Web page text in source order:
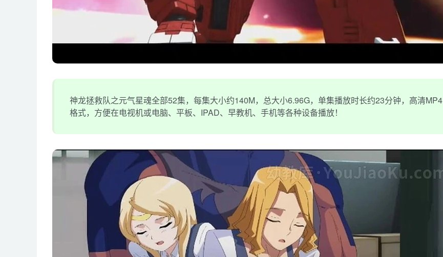
神龙拯救队之元气星魂全部52集，每集大小约140M，总大小6.96G，单集播放时长约23分钟，高清MP4
格式，方便在电视机或电脑、平板、IPAD、早教机、手机等各种设备播放！